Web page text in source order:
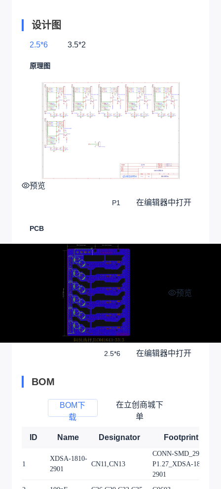
设计图
2.5*6 3.5*2
原理图
预览
P1 在编辑器中打开
PCB
预览
2.5*6 在编辑器中打开
BOM
BOM下
载
在立创商城下
单
ID Name Designator Footprint
1
XDSA-1810-
2901
CN11,CN13
CONN-SMD_29P-
P1.27_XDSA-1810-
2901